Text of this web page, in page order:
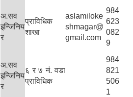
अ.सव
इन्जिनिय
र
प्राविधिक
शाखा
aslamiloke
shmagar@
gmail.com
984
623
082
9
अ.सव
इन्जिनिय
र
६ र ७ नं. वडा
प्राविधिक
984
821
506
1